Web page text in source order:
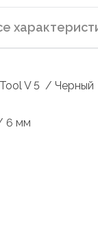
V 5 / Черный
6 мм